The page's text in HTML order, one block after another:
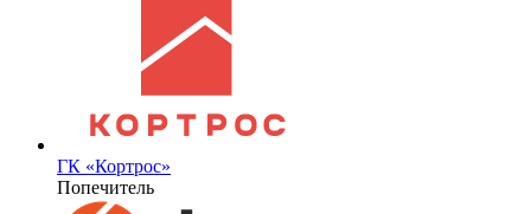
ГК «Кортрос»
Попечитель